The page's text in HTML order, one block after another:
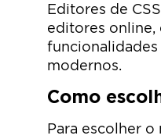
Editores de
editores online,
funcionalidades
modernos.
Como
Para escolher